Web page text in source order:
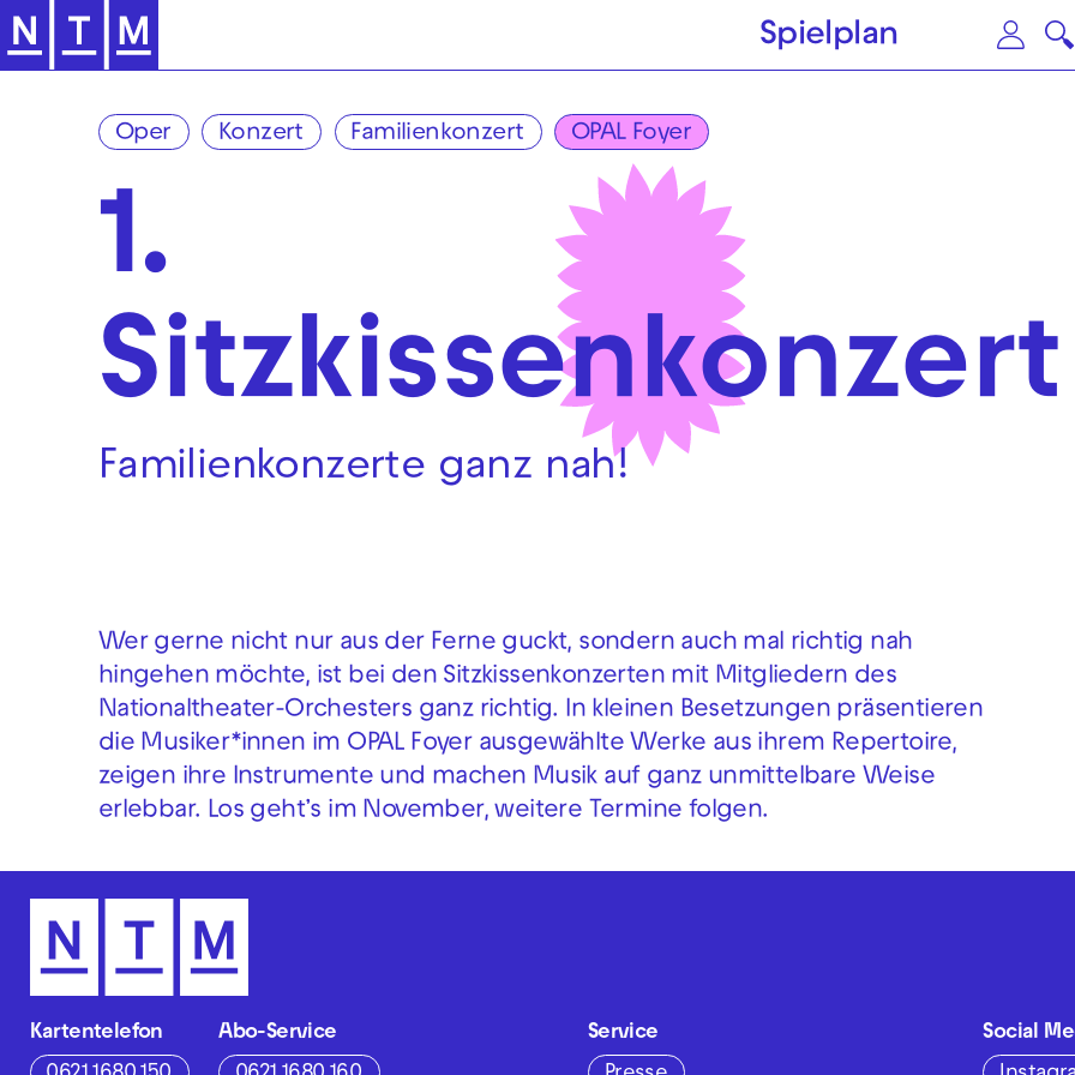
Zur Hauptnavigation springen Zum Hauptinhalt springen
Spielplan
Oper Konzert Familienkonzert OPAL Foyer
1.
Sitzkissenkonzert
Familienkonzerte ganz nah!
Wer gerne nicht nur aus der Ferne guckt, sondern auch mal richtig nah
hingehen möchte, ist bei den Sitzkissenkonzerten mit Mitgliedern des
Nationaltheater-Orchesters ganz richtig. In kleinen Besetzungen präsentieren
die Musiker*innen im OPAL Foyer ausgewählte Werke aus ihrem Repertoire,
zeigen ihre Instrumente und machen Musik auf ganz unmittelbare Weise
erlebbar. Los geht’s im November, weitere Termine folgen.
Kartentelefon Abo-Service Service Social